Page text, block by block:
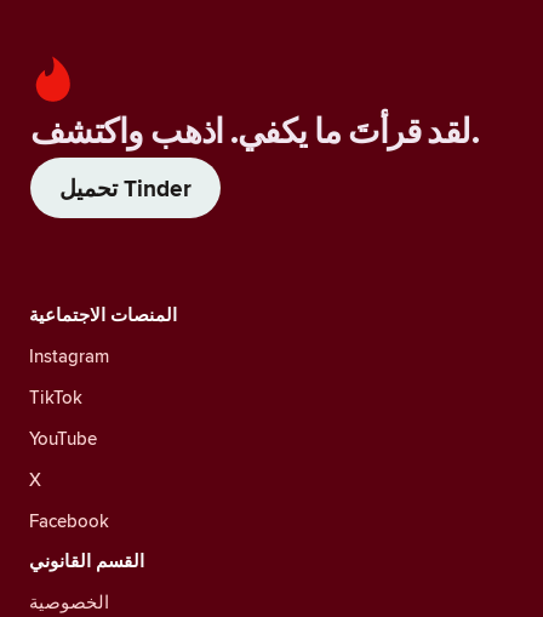
لقد قرأتَ ما يكفي. اذهب واكتشف.
تحميل Tinder
المنصات الاجتماعية
Instagram
TikTok
YouTube
X
Facebook
القسم القانوني
الخصوصية